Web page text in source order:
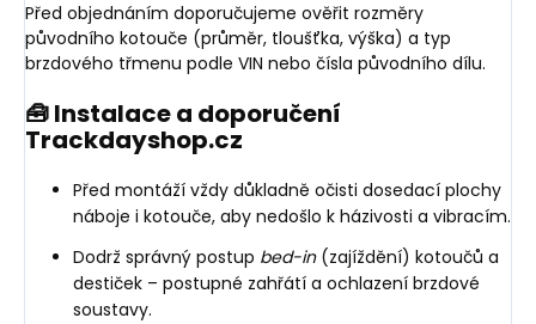
Před objednáním doporučujeme ověřit rozměry
původního kotouče (průměr, tloušťka, výška) a typ
brzdového třmenu podle VIN nebo čísla původního dílu.
🧰 Instalace a doporučení
Trackdayshop.cz
Před montáží vždy důkladně očisti dosedací plochy
náboje i kotouče, aby nedošlo k házivosti a vibracím.
Dodrž správný postup bed-in(zajíždění) kotoučů a
destiček – postupné zahřátí a ochlazení brzdové
soustavy.